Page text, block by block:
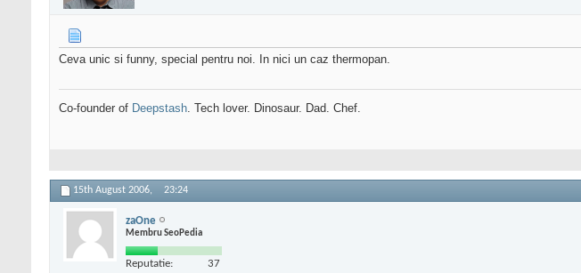
Ceva unic si funny, special pentru noi. In nici un caz thermopan.
Co-founder of Deepstash. Tech lover. Dinosaur. Dad. Chef.
15th August 2006, 23:24
zaOne
Membru SeoPedia
Reputatie: 37